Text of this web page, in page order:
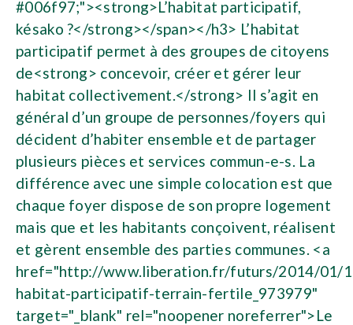
#006f97;"><strong>L’habitat participatif,
késako ?</strong></span></h3> L’habitat
participatif permet à des groupes de citoyens
de<strong> concevoir, créer et gérer leur
habitat collectivement.</strong> Il s’agit en
général d’un groupe de personnes/foyers qui
décident d’habiter ensemble et de partager
plusieurs pièces et services commun-e-s. La
différence avec une simple colocation est que
chaque foyer dispose de son propre logement
mais que et les habitants conçoivent, réalisent
et gèrent ensemble des parties communes. <a
href="http://www.liberation.fr/futurs/2014/01/
habitat-participatif-terrain-fertile_973979"
target="_blank" rel="noopener noreferrer">Le